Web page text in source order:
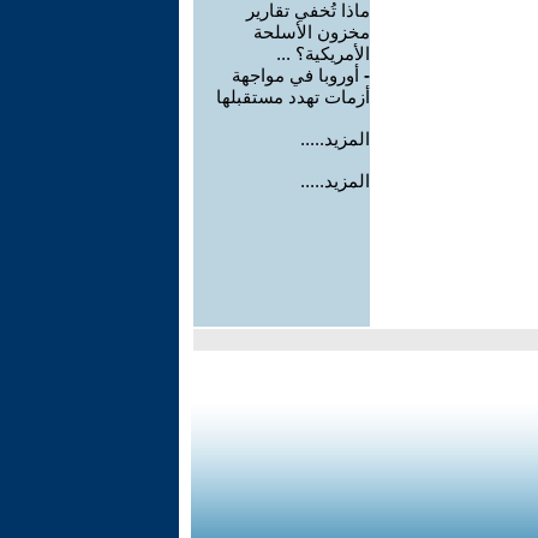
ماذا تُخفي تقارير
مخزون الأسلحة
الأمريكية؟ ...
- أوروبا في مواجهة
أزمات تهدد مستقبلها
المزيد.....
المزيد.....